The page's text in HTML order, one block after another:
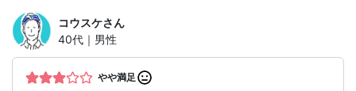
コウスケさん
40代｜男性
やや満足